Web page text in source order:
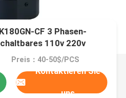
CF 3 Phasen-
110v 220v
Preis：40-50$/PCS
Kontaktieren Sie
uns